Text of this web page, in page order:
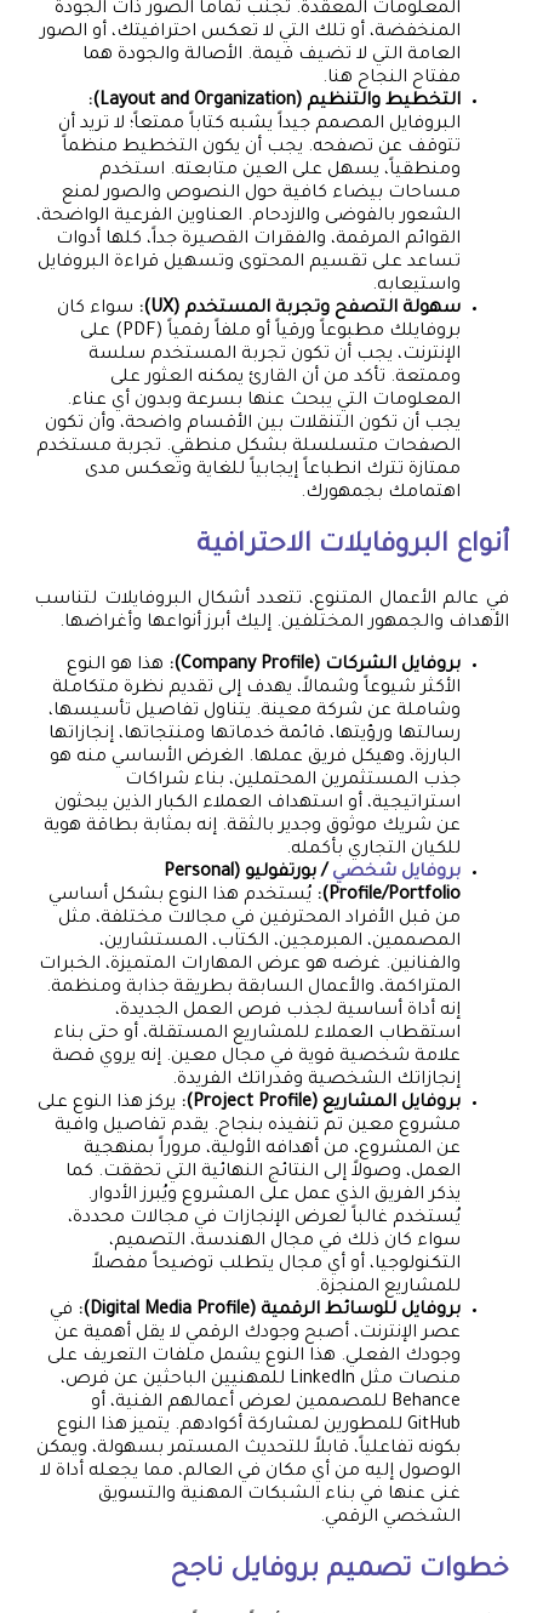
المعلومات المعقدة. تجنب تماماً الصور ذات الجودة
المنخفضة، أو تلك التي لا تعكس احترافيتك، أو الصور
العامة التي لا تضيف قيمة. الأصالة والجودة هما
مفتاح النجاح هنا.
التخطيط والتنظيم (Layout and Organization):
البروفايل المصمم جيداً يشبه كتاباً ممتعاً؛ لا تريد أن
تتوقف عن تصفحه. يجب أن يكون التخطيط منظماً
ومنطقياً، يسهل على العين متابعته. استخدم
مساحات بيضاء كافية حول النصوص والصور لمنع
الشعور بالفوضى والازدحام. العناوين الفرعية الواضحة،
القوائم المرقمة، والفقرات القصيرة جداً، كلها أدوات
تساعد على تقسيم المحتوى وتسهيل قراءة البروفايل
واستيعابه.
سهولة التصفح وتجربة المستخدم (UX):
سواء كان
بروفايلك مطبوعاً ورقياً أو ملفاً رقمياً (PDF) على
الإنترنت، يجب أن تكون تجربة المستخدم سلسة
وممتعة. تأكد من أن القارئ يمكنه العثور على
المعلومات التي يبحث عنها بسرعة وبدون أي عناء.
يجب أن تكون التنقلات بين الأقسام واضحة، وأن تكون
الصفحات متسلسلة بشكل منطقي. تجربة مستخدم
ممتازة تترك انطباعاً إيجابياً للغاية وتعكس مدى
اهتمامك بجمهورك.
أنواع البروفايلات الاحترافية
في عالم الأعمال المتنوع، تتعدد أشكال البروفايلات لتناسب
الأهداف والجمهور المختلفين. إليك أبرز أنواعها وأغراضها.
بروفايل الشركات (Company Profile):
هذا هو النوع
الأكثر شيوعاً وشمالاً، يهدف إلى تقديم نظرة متكاملة
وشاملة عن شركة معينة. يتناول تفاصيل تأسيسها،
رسالتها ورؤيتها، قائمة خدماتها ومنتجاتها، إنجازاتها
البارزة، وهيكل فريق عملها. الغرض الأساسي منه هو
جذب المستثمرين المحتملين، بناء شراكات
استراتيجية، أو استهداف العملاء الكبار الذين يبحثون
عن شريك موثوق وجدير بالثقة. إنه بمثابة بطاقة هوية
للكيان التجاري بأكمله.
بروفايل شخصي
/ بورتفوليو (Personal
Profile/Portfolio):
يُستخدم هذا النوع بشكل أساسي
من قبل الأفراد المحترفين في مجالات مختلفة، مثل
المصممين، المبرمجين، الكتاب، المستشارين،
والفنانين. غرضه هو عرض المهارات المتميزة، الخبرات
المتراكمة، والأعمال السابقة بطريقة جذابة ومنظمة.
إنه أداة أساسية لجذب فرص العمل الجديدة،
استقطاب العملاء للمشاريع المستقلة، أو حتى بناء
علامة شخصية قوية في مجال معين. إنه يروي قصة
إنجازاتك الشخصية وقدراتك الفريدة.
بروفايل المشاريع (Project Profile):
يركز هذا النوع على
مشروع معين تم تنفيذه بنجاح. يقدم تفاصيل وافية
عن المشروع، من أهدافه الأولية، مروراً بمنهجية
العمل، وصولاً إلى النتائج النهائية التي تحققت. كما
يذكر الفريق الذي عمل على المشروع ويُبرز الأدوار.
يُستخدم غالباً لعرض الإنجازات في مجالات محددة،
سواء كان ذلك في مجال الهندسة، التصميم،
التكنولوجيا، أو أي مجال يتطلب توضيحاً مفصلاً
للمشاريع المنجزة.
بروفايل للوسائط الرقمية (Digital Media Profile):
في
عصر الإنترنت، أصبح وجودك الرقمي لا يقل أهمية عن
وجودك الفعلي. هذا النوع يشمل ملفات التعريف على
منصات مثل LinkedIn للمهنيين الباحثين عن فرص،
Behance للمصممين لعرض أعمالهم الفنية، أو
GitHub للمطورين لمشاركة أكوادهم. يتميز هذا النوع
بكونه تفاعلياً، قابلاً للتحديث المستمر بسهولة، ويمكن
الوصول إليه من أي مكان في العالم، مما يجعله أداة لا
غنى عنها في بناء الشبكات المهنية والتسويق
الشخصي الرقمي.
خطوات تصميم بروفايل ناجح